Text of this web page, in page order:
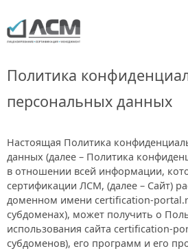
Политика
персональных данных
Настоящая Политика
данных (далее – Политика
в отношении всей информации,
сертификации ЛСМ, (далее – Сайт)
доменном имени certification-
субдоменах), может получить о
использования сайта certification-
субдоменов), его программ и его